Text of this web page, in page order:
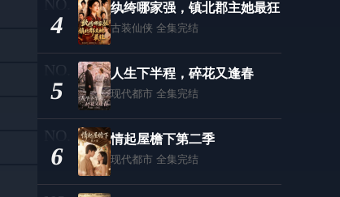
4
纨绔哪家强，镇北郡主她最狂
古装仙侠 全集完结
5
人生下半程，碎花又逢春
现代都市 全集完结
6
情起屋檐下第二季
现代都市 全集完结